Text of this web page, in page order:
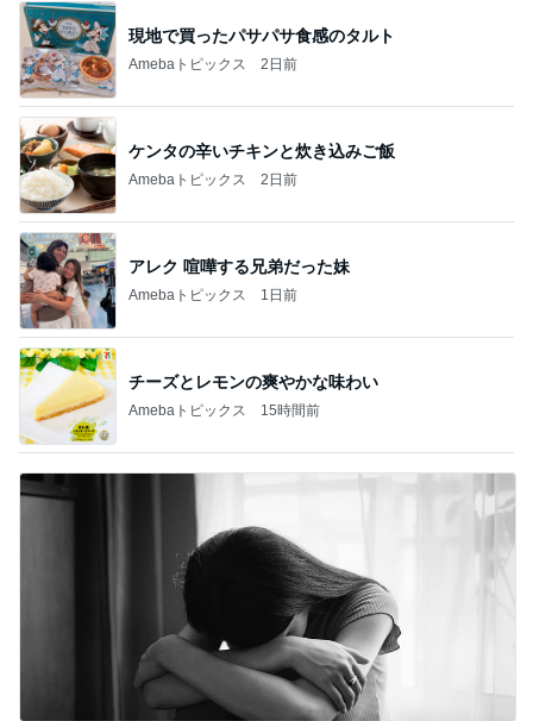
現地で買ったパサパサ食感のタルト
Amebaトピックス 2日前
ケンタの辛いチキンと炊き込みご飯
Amebaトピックス 2日前
アレク 喧嘩する兄弟だった妹
Amebaトピックス 1日前
チーズとレモンの爽やかな味わい
Amebaトピックス 15時間前